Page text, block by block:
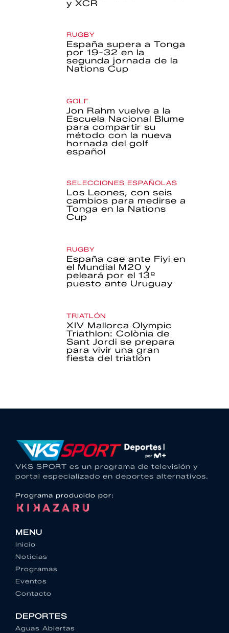
y XCR
RUGBY
España supera a Tonga
por 19-32 en la
segunda jornada de la
Nations Cup
GOLF
Jon Rahm vuelve a la
Escuela Nacional Blume
para compartir su
método con la nueva
hornada del golf
español
SELECCIONES ESPAÑOLAS
Los Leones, con seis
cambios para medirse a
Tonga en la Nations
Cup
RUGBY
España cae ante Fiyi en
el Mundial M20 y
peleará por el 13º
puesto ante Uruguay
TRIATLÓN
XIV Mallorca Olympic
Triathlon: Colònia de
Sant Jordi se prepara
para vivir una gran
fiesta del triatlón
VKS SPORT es un programa de televisión y
portal especializado en deportes alternativos.
Programa producido por:
MENU
Inicio
Noticias
Programas
Eventos
Contacto
DEPORTES
Aguas Abiertas